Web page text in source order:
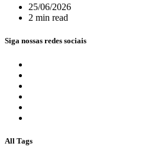
25/06/2026
2 min read
Siga nossas redes sociais
All Tags